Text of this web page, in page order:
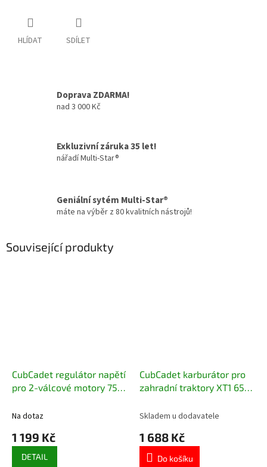
HLÍDAT SDÍLET
Doprava ZDARMA!
nad 3 000 Kč
Exkluzivní záruka 35 let!
nářadí Multi-Star®
Geniální sytém Multi-Star®
máte na výběr z 80 kvalitních nástrojů!
Související produkty
CubCadet regulátor napětí
pro 2-válcové motory 751-
Na dotaz
1 199 Kč
DETAIL
CubCadet karburátor pro
zahradní traktory XT1 651-
Skladem u dodavatele
1 688 Kč
Do košíku